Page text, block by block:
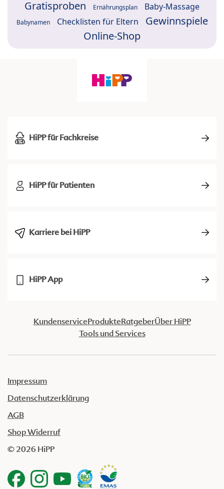
Gratisproben Ernährungsplan Baby-Massage
Babynamen Checklisten für Eltern
Gewinnspiele
Online-Shop
HiPP für Fachkreise
HiPP für Patienten
Karriere bei HiPP
HiPP App
KundenserviceProdukteRatgeberÜber HiPP
Tools und Services
Impressum
Datenschutzerklärung
AGB
Shop Widerruf
© 2026 HiPP